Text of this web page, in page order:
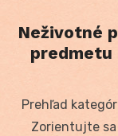
Neživotné
predmetu
Prehľad
Zorientujte